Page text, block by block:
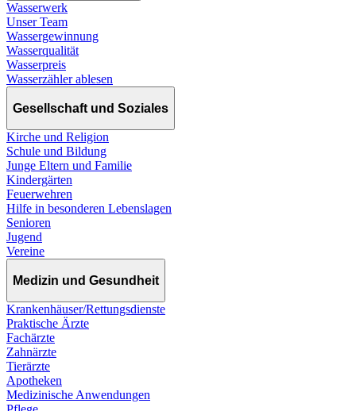
Wasserwerk
Unser Team
Wassergewinnung
Wasserqualität
Wasserpreis
Wasserzähler ablesen
Gesellschaft und Soziales
Kirche und Religion
Schule und Bildung
Junge Eltern und Familie
Kindergärten
Feuerwehren
Hilfe in besonderen Lebenslagen
Senioren
Jugend
Vereine
Medizin und Gesundheit
Krankenhäuser/Rettungsdienste
Praktische Ärzte
Fachärzte
Zahnärzte
Tierärzte
Apotheken
Medizinische Anwendungen